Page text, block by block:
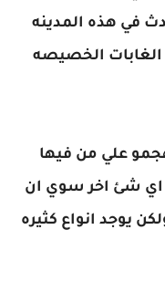
في هذه المدينه
الغابات الخصيصه
علي من فيها
اي شئ اخر سوي ان
يوجد انواع كثيره